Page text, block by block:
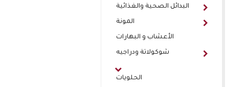
البدائل الصحية والغذائية
المونة
الأعشاب و البهارات
شوكولاتة ودراجيه
الحلويات